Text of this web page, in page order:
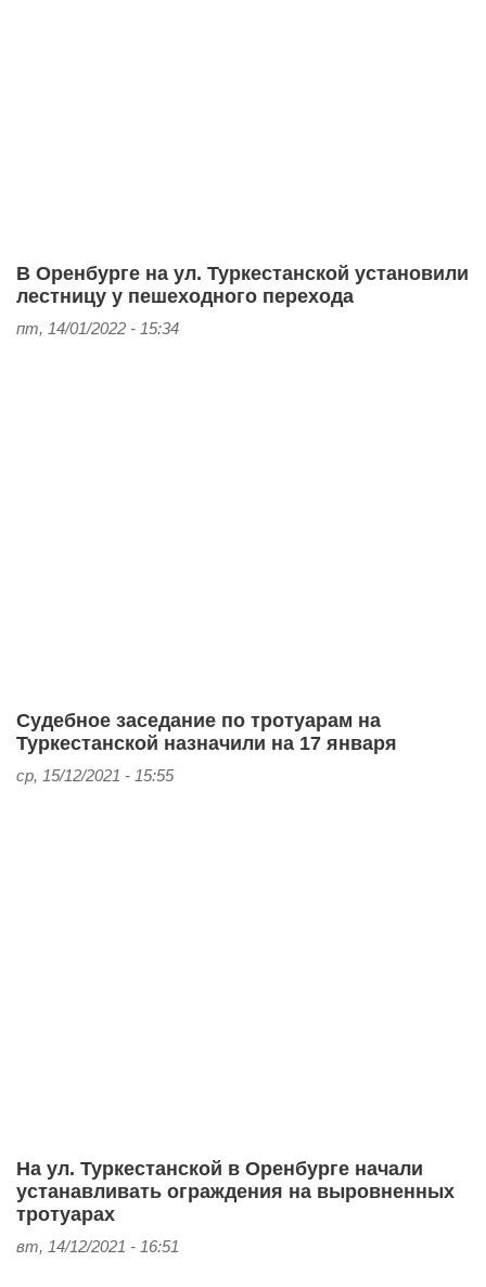
В Оренбурге на ул. Туркестанской установили
лестницу у пешеходного перехода
пт, 14/01/2022 - 15:34
Судебное заседание по тротуарам на
Туркестанской назначили на 17 января
ср, 15/12/2021 - 15:55
На ул. Туркестанской в Оренбурге начали
устанавливать ограждения на выровненных
тротуарах
вт, 14/12/2021 - 16:51